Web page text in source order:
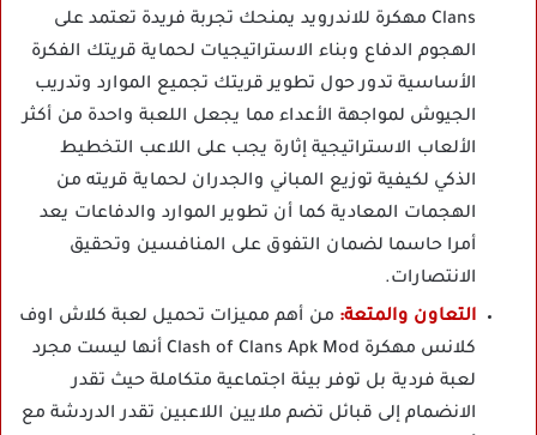
Clans مهكرة للاندرويد يمنحك تجربة فريدة تعتمد على
الهجوم الدفاع وبناء الاستراتيجيات لحماية قريتك الفكرة
الأساسية تدور حول تطوير قريتك تجميع الموارد وتدريب
الجيوش لمواجهة الأعداء مما يجعل اللعبة واحدة من أكثر
الألعاب الاستراتيجية إثارة يجب على اللاعب التخطيط
الذكي لكيفية توزيع المباني والجدران لحماية قريته من
الهجمات المعادية كما أن تطوير الموارد والدفاعات يعد
أمرا حاسما لضمان التفوق على المنافسين وتحقيق
الانتصارات.
التعاون والمتعة: من أهم مميزات تحميل لعبة كلاش اوف
كلانس مهكرة Clash of Clans Apk Mod أنها ليست مجرد
لعبة فردية بل توفر بيئة اجتماعية متكاملة حيث تقدر
الانضمام إلى قبائل تضم ملايين اللاعبين تقدر الدردشة مع